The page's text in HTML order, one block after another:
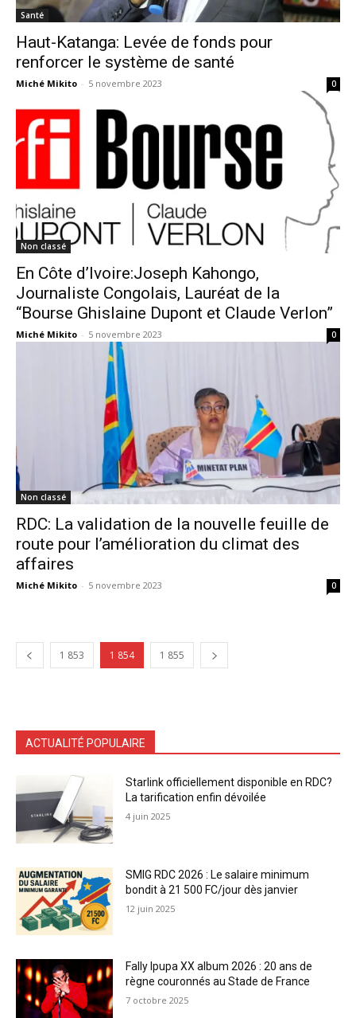
Santé
Haut-Katanga: Levée de fonds pour
renforcer le système de santé
Miché Mikito - 5 novembre 2023 0
Non classé
En Côte d’Ivoire:Joseph Kahongo,
Journaliste Congolais, Lauréat de la
“Bourse Ghislaine Dupont et Claude Verlon”
Miché Mikito - 5 novembre 2023 0
Non classé
RDC: La validation de la nouvelle feuille de
route pour l’amélioration du climat des
affaires
Miché Mikito - 5 novembre 2023 0
1 853 1 854 1 855
ACTUALITÉ POPULAIRE
Starlink officiellement disponible en RDC?
La tarification enfin dévoilée
4 juin 2025
SMIG RDC 2026 : Le salaire minimum
bondit à 21 500 FC/jour dès janvier
12 juin 2025
Fally Ipupa XX album 2026 : 20 ans de
règne couronnés au Stade de France
7 octobre 2025